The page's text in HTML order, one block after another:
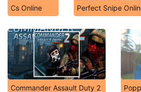
Cs Online Perfect Snipe
Commander Assault Duty 2